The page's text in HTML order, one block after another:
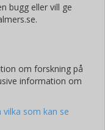
bugg eller vill ge
om forskning på
information om
som kan se